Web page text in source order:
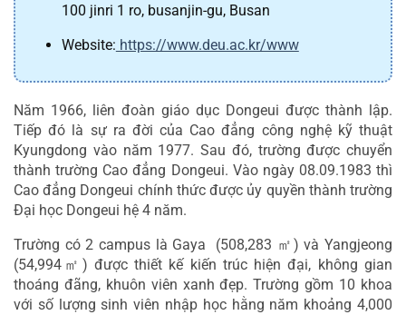
100 jinri 1 ro, busanjin-gu, Busan
Website: https://www.deu.ac.kr/www
Năm 1966, liên đoàn giáo dục Dongeui được thành lập.
Tiếp đó là sự ra đời của Cao đẳng công nghệ kỹ thuật
Kyungdong vào năm 1977. Sau đó, trường được chuyển
thành trường Cao đẳng Dongeui. Vào ngày 08.09.1983 thì
Cao đẳng Dongeui chính thức được ủy quyền thành trường
Đại học Dongeui hệ 4 năm.
Trường có 2 campus là Gaya  (508,283 ㎡ ) và Yangjeong
(54,994 ㎡ ) được thiết kế kiến trúc hiện đại, không gian
thoáng đãng, khuôn viên xanh đẹp. Trường gồm 10 khoa
với số lượng sinh viên nhập học hằng năm khoảng 4,000